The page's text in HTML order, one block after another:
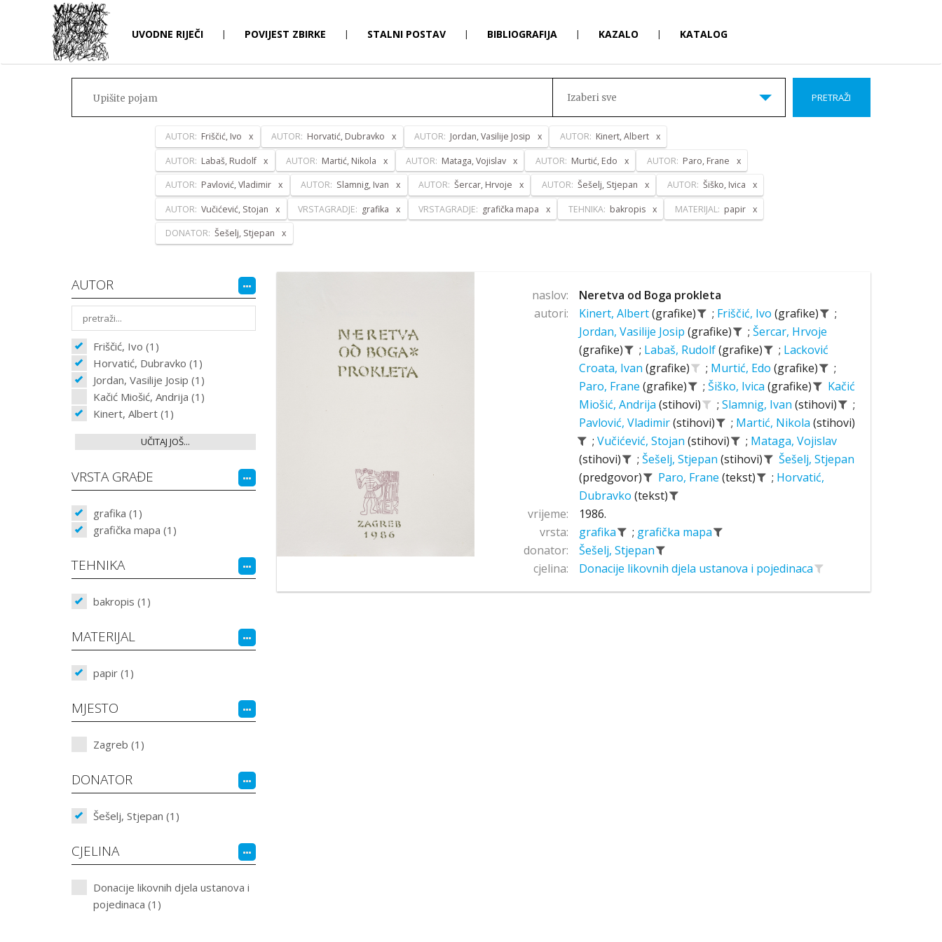
UVODNE RIJEČI | POVIJEST ZBIRKE | STALNI POSTAV | BIBLIOGRAFIJA | KAZALO | KATALOG
Izaberi sve PRETRAŽI
AUTOR: Friščić, Ivo AUTOR: Horvatić, Dubravko AUTOR: Jordan, Vasilije Josip AUTOR: Kinert, Albert
AUTOR: Labaš, Rudolf AUTOR: Martić, Nikola AUTOR: Mataga, Vojislav AUTOR: Murtić, Edo AUTOR: Paro, Frane
AUTOR: Pavlović, Vladimir AUTOR: Slamnig, Ivan AUTOR: Šercar, Hrvoje AUTOR: Šešelj, Stjepan AUTOR: Šiško, Ivica
AUTOR: Vučićević, Stojan VRSTAGRADJE: grafika VRSTAGRADJE: grafička mapa TEHNIKA: bakropis MATERIJAL: papir
DONATOR: Šešelj, Stjepan
AUTOR
Friščić, Ivo (1)
Horvatić, Dubravko (1)
Jordan, Vasilije Josip (1)
Kačić Miošić, Andrija (1)
Kinert, Albert (1)
UČITAJ JOŠ...
VRSTA GRAĐE
grafika (1)
grafička mapa (1)
TEHNIKA
bakropis (1)
MATERIJAL
papir (1)
MJESTO
Zagreb (1)
DONATOR
Šešelj, Stjepan (1)
CJELINA
Donacije likovnih djela ustanova i
pojedinaca (1)
naslov:
Neretva od Boga prokleta
autori:
Kinert, Albert(grafike) ; Friščić, Ivo (grafike)
;
Jordan, Vasilije Josip (grafike) ; Šercar, Hrvoje
(grafike)
; Labaš, Rudolf(grafike) ; Lacković
Croata, Ivan (grafike) ; Murtić, Edo (grafike)
;
Paro, Frane (grafike) ; Šiško, Ivica (grafike)
Kačić
Miošić, Andrija (stihovi) ; Slamnig, Ivan (stihovi)
;
Pavlović, Vladimir(stihovi) ; Martić, Nikola (stihovi)
; Vučićević, Stojan (stihovi) ; Mataga, Vojislav
(stihovi)
; Šešelj, Stjepan (stihovi)
Šešelj, Stjepan
(predgovor)
Paro, Frane (tekst) ; Horvatić,
Dubravko (tekst)
vrijeme:
1986.
vrsta:
grafika ; grafička mapa
donator:
Šešelj, Stjepan
cjelina:
Donacije likovnih djela ustanova i pojedinaca